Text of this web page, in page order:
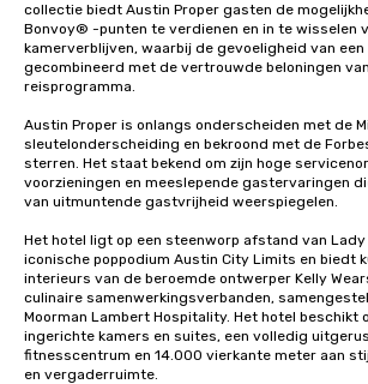
collectie biedt Austin Proper gasten de
Bonvoy® -punten te verdienen en in te wisselen
kamerverblijven, waarbij de gevoeligheid van
gecombineerd met de vertrouwde beloningen
reisprogramma.
Austin Proper is onlangs onderscheiden met de
sleutelonderscheiding en bekroond met de
sterren. Het staat bekend om zijn hoge
voorzieningen en meeslepende gastervaringen
van uitmuntende gastvrijheid weerspiegelen.
Het hotel ligt op een steenworp afstand van Lady
iconische poppodium Austin City Limits en biedt
interieurs van de beroemde ontwerper Kelly
culinaire samenwerkingsverbanden,
Moorman Lambert Hospitality. Het hotel beschikt
ingerichte kamers en suites, een volledig
fitnesscentrum en 14.000 vierkante meter aan
en vergaderruimte.